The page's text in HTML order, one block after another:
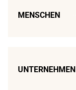
MENSCHEN
UNTERNEHMEN